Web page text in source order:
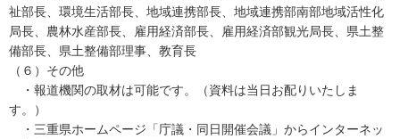
祉部長、環境生活部長、地域連携部長、地域連携部南部地域活性化
局長、農林水産部長、雇用経済部長、雇用経済部観光局長、県土整
備部長、県土整備部理事、教育長
（６）その他
・報道機関の取材は可能です。（資料は当日お配りいたしま
す。）
・三重県ホームページ「庁議・同日開催会議」からインターネッ